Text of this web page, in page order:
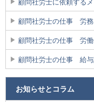
顧問社労士の仕事 労
顧問社労士の仕事 労
顧問社労士の仕事 給
お知らせとコラム